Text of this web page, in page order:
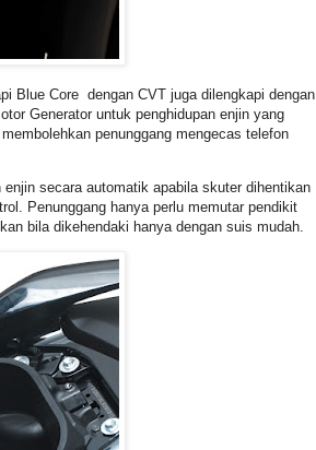
Blue Core dengan CVT juga dilengkapi dengan
Generator untuk penghidupan enjin yang
penunggang mengecas telefon
secara automatik apabila skuter dihentikan
Penunggang hanya perlu memutar pendikit
bila dikehendaki hanya dengan suis mudah.